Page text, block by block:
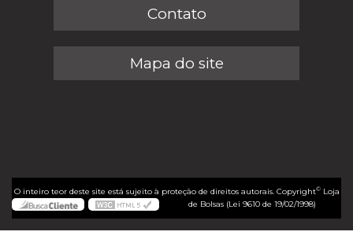
Contato
Mapa do site
O inteiro teor deste site está sujeito à proteção de direitos autorais. Copyright©Loja
de Bolsas (Lei 9610 de 19/02/1998)